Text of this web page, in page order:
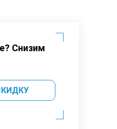
Снизим